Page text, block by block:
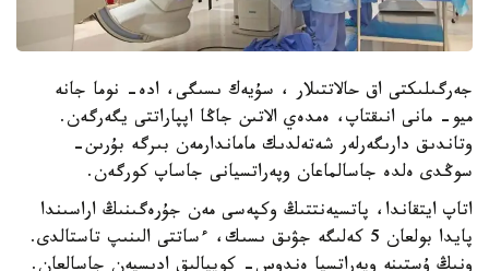
جەرگىلىكتى اق حالاتتىلار ، سۇيەك ىسىگى، ادە- نوما جانە
ميو- مانى انىقتاپ، ەمدەي الاتىن جاڭا اپپاراتتى يگەرگەن.
وتاندىق دارىگەرلەر شەتەلدىك ماماندارمەن بىرگە بۇرىن-
سوڭدى ەلدە جاسالماعان وپەراتسيانى جاساپ كورگەن.
اتاپ ايتقاندا، پاتسيەنتتىڭ وكپەسى مەن جۇرەگىنىڭ اراسىندا
پايدا بولعان 5 كەلىگە جۋىق ىسىك، ءساتتى الىنىپ تاستالدى.